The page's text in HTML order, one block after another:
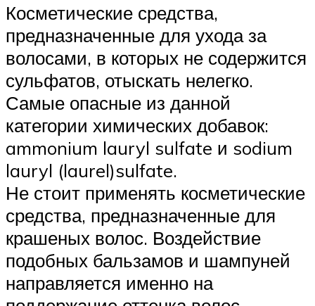
Косметические средства,
предназначенные для ухода за
волосами, в которых не содержится
сульфатов, отыскать нелегко.
Самые опасные из данной
категории химических добавок:
ammonium lauryl sulfate и sodium
lauryl (laurel)sulfate.
Не стоит применять косметические
средства, предназначенные для
крашеных волос. Воздействие
подобных бальзамов и шампуней
направляется именно на